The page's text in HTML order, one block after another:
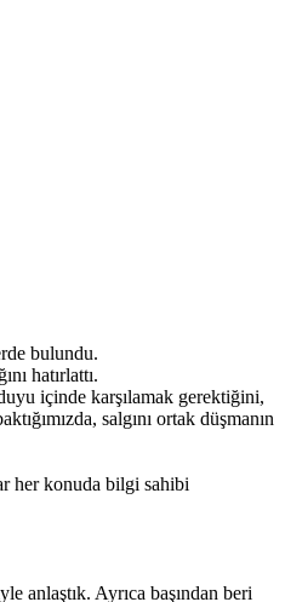
bulundu.
hatırlattı.
içinde karşılamak gerektiğini,
salgını ortak düşmanın
her konuda bilgi sahibi
anlaştık. Ayrıca başından beri